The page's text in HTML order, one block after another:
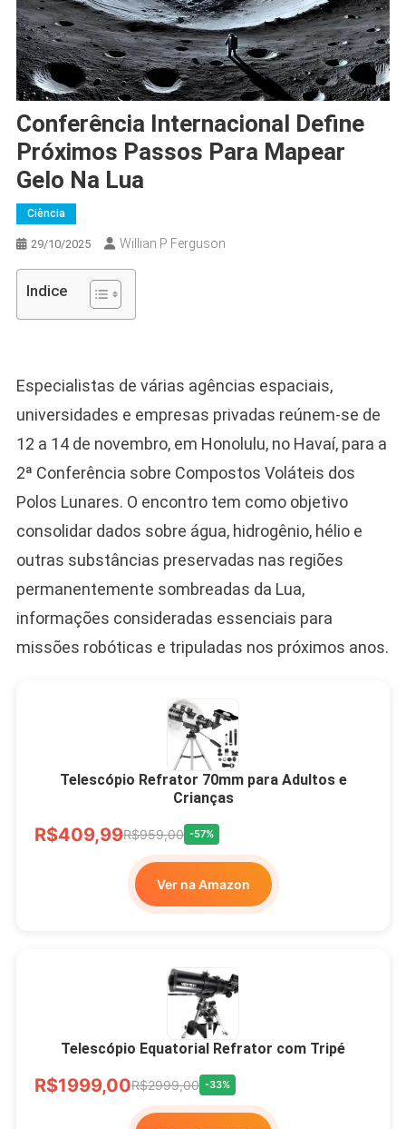
Conferência Internacional Define
Próximos Passos Para Mapear
Gelo Na Lua
Ciência
29/10/2025 Willian P Ferguson
Indice
Especialistas de várias agências espaciais,
universidades e empresas privadas reúnem-se de
12 a 14 de novembro, em Honolulu, no Havaí, para a
2ª Conferência sobre Compostos Voláteis dos
Polos Lunares. O encontro tem como objetivo
consolidar dados sobre água, hidrogênio, hélio e
outras substâncias preservadas nas regiões
permanentemente sombreadas da Lua,
informações consideradas essenciais para
missões robóticas e tripuladas nos próximos anos.
Telescópio Refrator 70mm para Adultos e
Crianças
R$409,99R$959,00 -57%
Ver na Amazon
Telescópio Equatorial Refrator com Tripé
R$1999,00R$2999,00 -33%